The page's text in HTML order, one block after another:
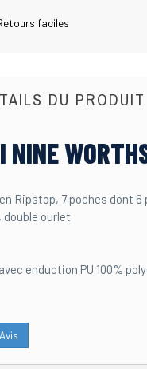
faciles
DU PRODUIT
Ripstop, 7 poches dont
ourlet
enduction PU 100%